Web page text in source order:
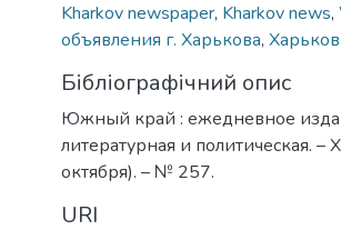
Kharkov newspaper, Kharkov news,
объявления г. Харькова, Харьков
Бібліографічний опис
Южный край : ежедневное
литературная и политическая.
октября). – № 257.
URI